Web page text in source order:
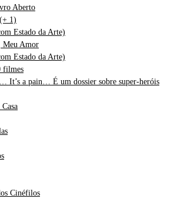
Aberto
1)
Estado da Arte)
Meu Amor
Estado da Arte)
filmes
It’s a pain… É um dossier sobre super-heróis
Cinéfilos